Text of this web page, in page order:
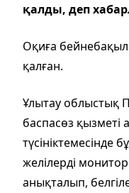
қалды, деп
Оқиға
қалған.
Ұлытау облыстық
баспасөз қызметі
түсініктемесінде
желілерді
анықталып,